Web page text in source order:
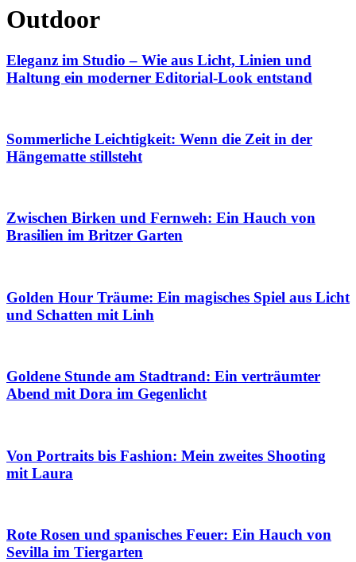
Outdoor
Eleganz im Studio – Wie aus Licht, Linien und
Haltung ein moderner Editorial-Look entstand
Sommerliche Leichtigkeit: Wenn die Zeit in der
Hängematte stillsteht
Zwischen Birken und Fernweh: Ein Hauch von
Brasilien im Britzer Garten
Golden Hour Träume: Ein magisches Spiel aus Licht
und Schatten mit Linh
Goldene Stunde am Stadtrand: Ein verträumter
Abend mit Dora im Gegenlicht
Von Portraits bis Fashion: Mein zweites Shooting
mit Laura
Rote Rosen und spanisches Feuer: Ein Hauch von
Sevilla im Tiergarten